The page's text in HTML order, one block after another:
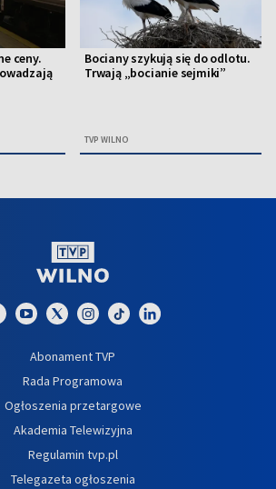
ceny.
Bociany szykują się do odlotu.
Trwają „bocianie sejmiki”
TVP WILNO
Abonament TVP
Rada Programowa
Ogłoszenia przetargowe
Akademia Telewizyjna
Regulamin tvp.pl
Telegazeta ogłoszenia